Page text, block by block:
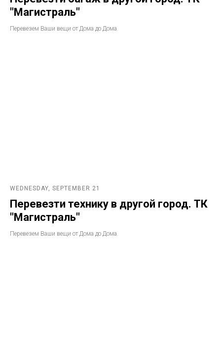
"Магистраль"
Перевезем Ваши вещи от Дома до Дома.
WEDNESDAY, SEPTEMBER 21
Перевезти технику в другой город. ТК
"Магистраль"
Перевезем Ваши вещи от Дома до Дома.